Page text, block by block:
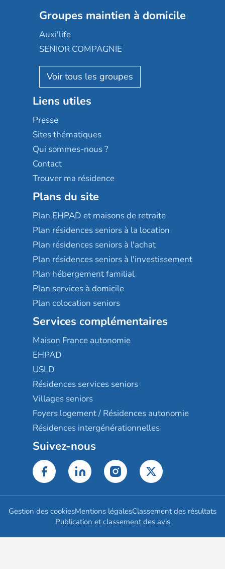
Les jardins d'Arcadie
Occitalia
Appartseniors
Reseda
Stella management
Les villages d'or
Sérénys
Résidences services Villa Médicis
Groupe SOS
Le Noble Âge
Almage
Résidalya
Groupe aplus
Groupes maintien à domicile
Auxi'life
SENIOR COMPAGNIE
AGE D'OR Services
Liens utiles
Presse
Sites thématiques
Qui sommes-nous ?
Contact
Trouver ma résidence
Plans du site
Plan EHPAD et maisons de retraite
Plan résidences seniors à la location
Plan résidences seniors à l'achat
Plan résidences seniors à l'investissement
Plan hébergement familial
Plan services à domicile
Plan colocation seniors
Services complémentaires
Maison France autonomie
EHPAD
USLD
Résidences services seniors
Villages seniors
Foyers logement / Résidences autonomie
Résidences intergénérationnelles
Suivez-nous
Gestion des cookiesMentions légalesClassement des résultats
Publication et classement des avis